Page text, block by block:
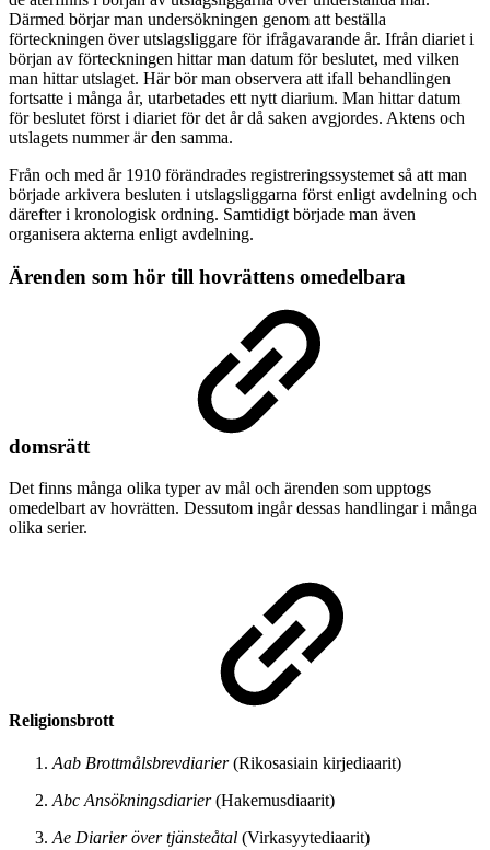
Därmed börjar man undersökningen genom att beställa
förteckningen över utslagsliggare för ifrågavarande år. Ifrån diariet i
början av förteckningen hittar man datum för beslutet, med vilken
man hittar utslaget. Här bör man observera att ifall behandlingen
fortsatte i många år, utarbetades ett nytt diarium. Man hittar datum
för beslutet först i diariet för det år då saken avgjordes. Aktens och
utslagets nummer är den samma.
Från och med år 1910 förändrades registreringssystemet så att man
började arkivera besluten i utslagsliggarna först enligt avdelning och
därefter i kronologisk ordning. Samtidigt började man även
organisera akterna enligt avdelning.
Ärenden som hör till hovrättens omedelbara
domsrätt
Det finns många olika typer av mål och ärenden som upptogs
omedelbart av hovrätten. Dessutom ingår dessas handlingar i många
olika serier.
Religionsbrott
Aab Brottmålsbrevdiarier(Rikosasiain kirjediaarit)
Abc Ansökningsdiarier(Hakemusdiaarit)
Ae Diarier över tjänsteåtal (Virkasyytediaarit)